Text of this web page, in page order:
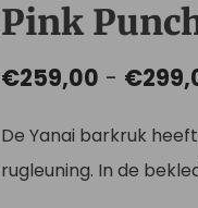
Pink
€259,00 - €
De Yanai barkruk
rugleuning. In de